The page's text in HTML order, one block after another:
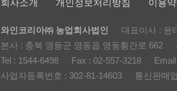
회사소개 개인정보처리방침 이용
와인코리아㈜ 농업회사법인
대표이사 : 윤
본사 : 충북 영동군 영동읍 영동황간로 662
Tel : 1544-6498
Fax : 02-557-3218
사업자등록번호 : 302-81-14603
통신판매